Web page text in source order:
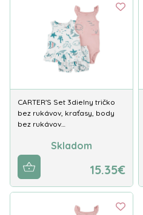
CARTER'S Set 3dielny tričko
bez rukávov, kraťasy, body
bez rukávov…
Skladom
15.35€